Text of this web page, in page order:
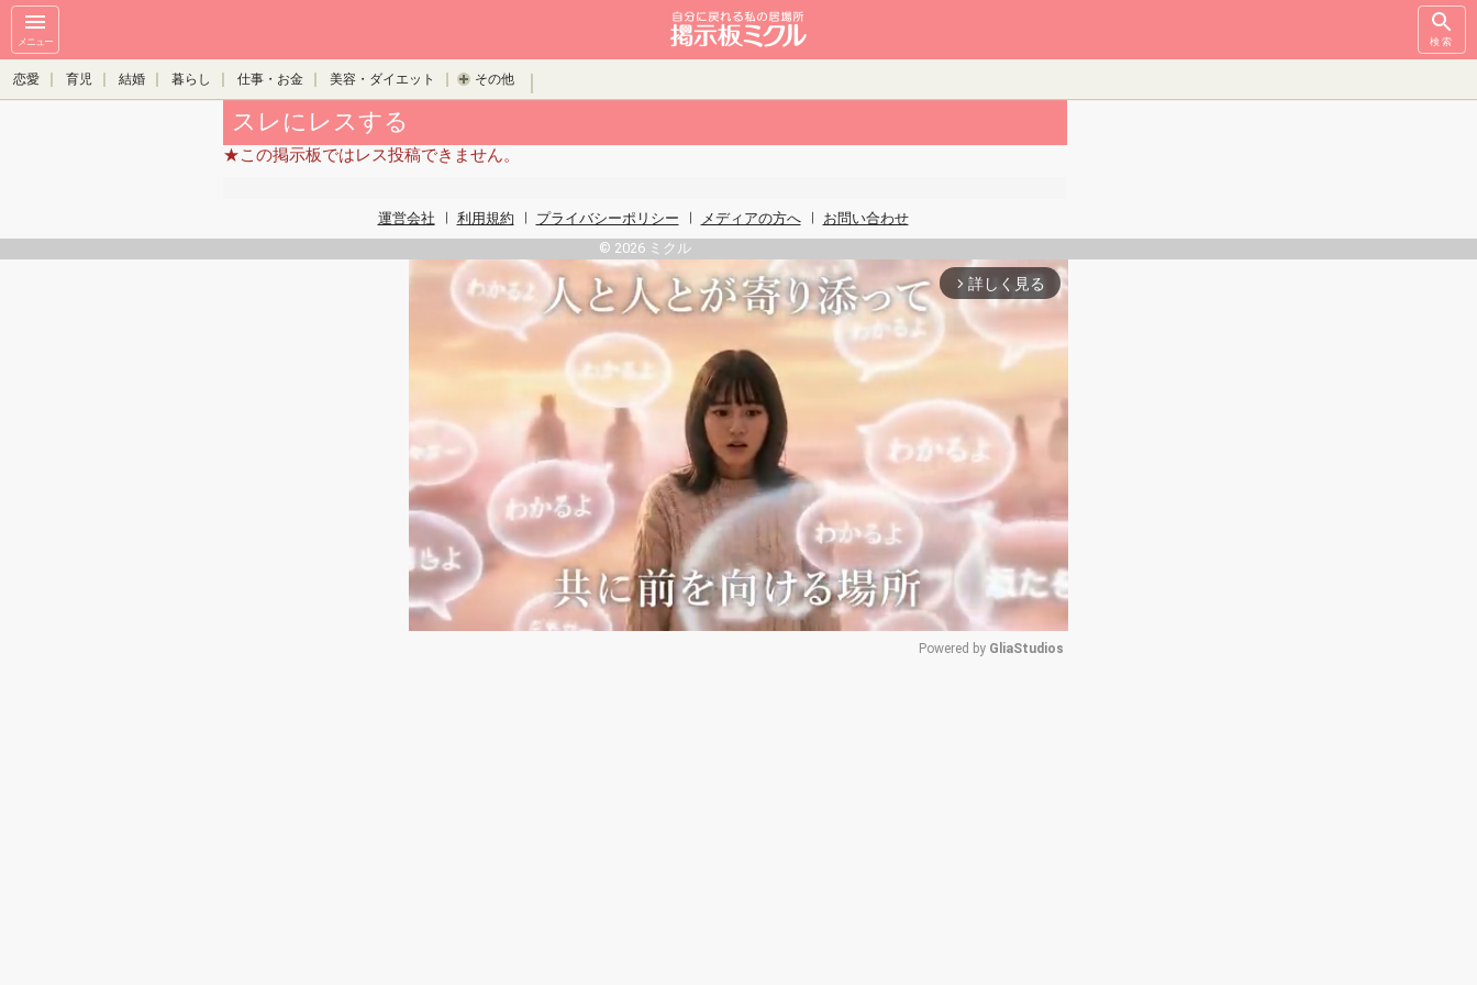
メニュー 検索
恋愛 育児 結婚 暮らし 仕事・お金 美容・ダイエット その他
スレにレスする
★この掲示板ではレス投稿できません。
運営会社 利用規約 プライバシーポリシー メディアの方へ
お問い合わせ
© 2026 ミクル
arrow_forward_ios 詳しく見る
Powered by GliaStudios